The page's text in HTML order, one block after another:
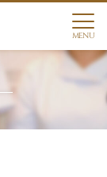
MENU